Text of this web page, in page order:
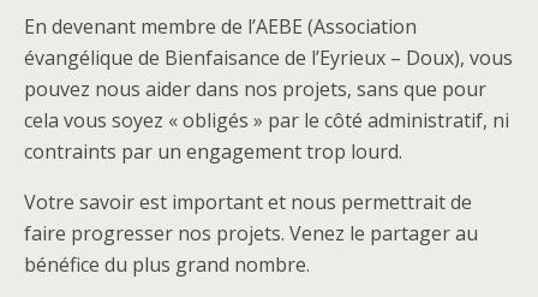
En devenant membre de l’AEBE (Association
évangélique de Bienfaisance de l’Eyrieux – Doux), vous
pouvez nous aider dans nos projets, sans que pour
cela vous soyez « obligés » par le côté administratif, ni
contraints par un engagement trop lourd.
Votre savoir est important et nous permettrait de
faire progresser nos projets. Venez le partager au
bénéfice du plus grand nombre.